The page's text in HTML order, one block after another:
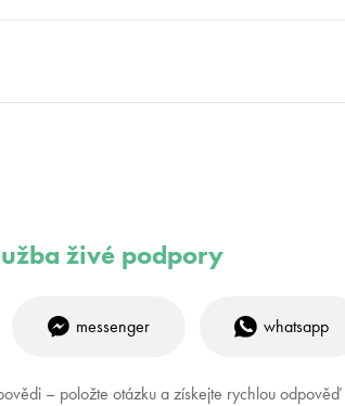
živé podpory
messenger whatsapp
– položte otázku a získejte rychlou